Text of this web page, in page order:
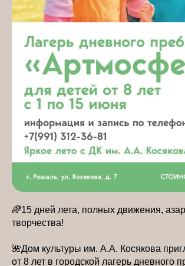
🌈15 дней лета, полных движения,
творчества!
🌺Дом культуры им. А.А. Косякова
от 8 лет в городской лагерь дневного